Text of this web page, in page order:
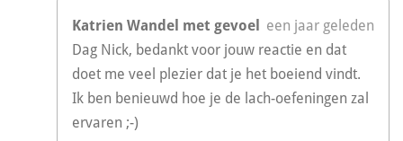
Katrien Wandel met gevoel
een jaar geleden
Dag Nick, bedankt voor jouw reactie en dat
doet me veel plezier dat je het boeiend vindt.
Ik ben benieuwd hoe je de lach-oefeningen zal
ervaren ;-)